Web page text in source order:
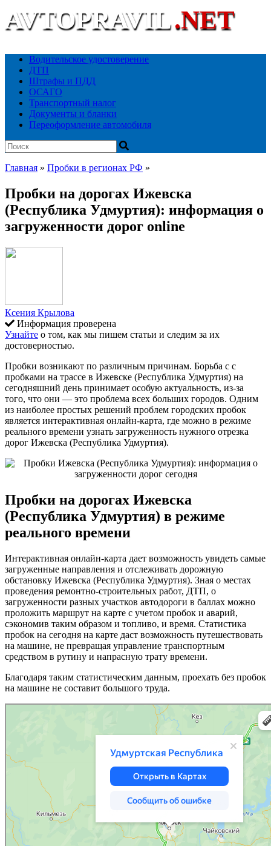
AVTOPRAVIL.NET
Водительское удостоверение
ДТП
Штрафы и ПДД
ОСАГО
Транспортный налог
Документы и бланки
Переоформление автомобиля
Главная » Пробки в регионах РФ »
Пробки на дорогах Ижевска
(Республика Удмуртия): информация о
загруженности дорог online
Ксения Крылова
Информация проверена
Узнайте о том, как мы пишем статьи и следим за их
достоверностью.
Пробки возникают по различным причинам. Борьба с с
пробками на трассе в Ижевске (Республика Удмуртия) на
сегодняшний день принимает особую актуальность, из-за
того, что они — это проблема всех больших городов. Одним
из наиболее простых решений проблем городских пробок
является интерактивная онлайн-карта, где можно в режиме
реального времени узнать загруженность нужного отрезка
дорог Ижевска (Республика Удмуртия).
Пробки на дорогах Ижевска
(Республика Удмуртия) в режиме
реального времени
Интерактивная онлайн-карта дает возможность увидеть самые
загруженные направления и отслеживать дорожную
обстановку Ижевска (Республика Удмуртия). Зная о местах
проведения ремонтно-строительных работ, ДТП, о
загруженности разных участков автодороги в баллах можно
проложить маршрут на карте с учетом пробок и аварий,
сэкономив таким образом и топливо, и время. Статистика
пробок на сегодня на карте даст возможность путешествовать
на машине, не превращая управление транспортным
средством в рутину и напрасную трату времени.
Благодаря таким статистическим данным, проехать без пробок
на машине не составит большого труда.